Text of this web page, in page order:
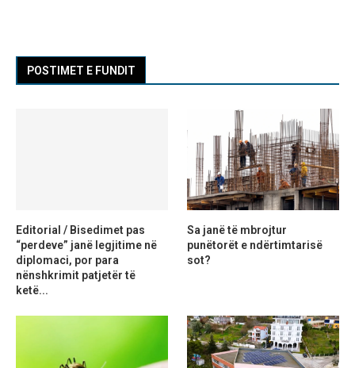
POSTIMET E FUNDIT
Editorial / Bisedimet pas
“perdeve” janë legjitime në
diplomaci, por para
nënshkrimit patjetër të
ketë...
Sa janë të mbrojtur
punëtorët e ndërtimtarisë
sot?